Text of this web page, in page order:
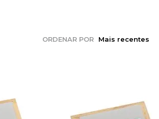
ORDENAR POR Mais recentes